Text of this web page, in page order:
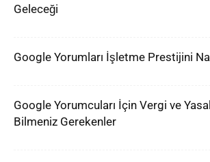
Geleceği
Google Yorumları İşletme Prestijini
Google Yorumcuları İçin Vergi ve
Bilmeniz Gerekenler